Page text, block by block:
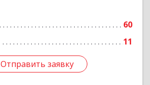
60
11
Отправить заявку
Отправить заявку